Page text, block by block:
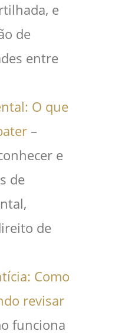
e
de
entre
O que
–
e
de
de
Como
revisar
funciona